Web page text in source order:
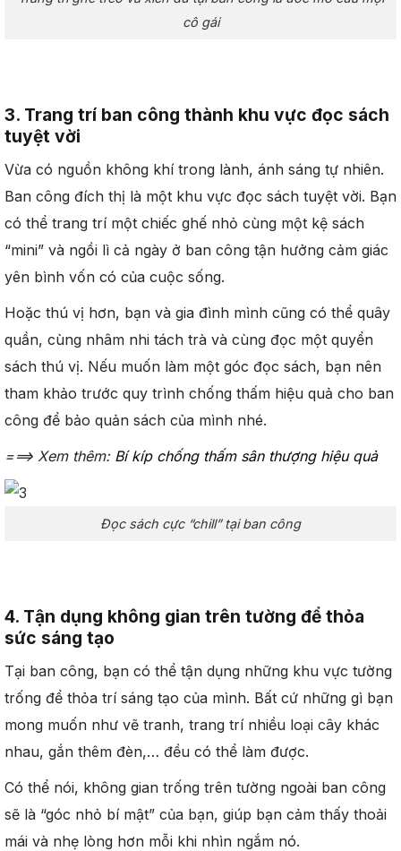
cô gái
3. Trang trí ban công thành khu vực đọc sách
tuyệt vời
Vừa có nguồn không khí trong lành, ánh sáng tự nhiên.
Ban công đích thị là một khu vực đọc sách tuyệt vời. Bạn
có thể trang trí một chiếc ghế nhỏ cùng một kệ sách
“mini” và ngồi lì cả ngày ở ban công tận hưởng cảm giác
yên bình vốn có của cuộc sống.
Hoặc thú vị hơn, bạn và gia đình mình cũng có thể quây
quần, cùng nhâm nhi tách trà và cùng đọc một quyển
sách thú vị. Nếu muốn làm một góc đọc sách, bạn nên
tham khảo trước quy trình chống thấm hiệu quả cho ban
công để bảo quản sách của mình nhé.
===> Xem thêm: Bí kíp chống thấm sân thượng hiệu quả
Đọc sách cực “chill” tại ban công
4. Tận dụng không gian trên tường để thỏa
sức sáng tạo
Tại ban công, bạn có thể tận dụng những khu vực tường
trống để thỏa trí sáng tạo của mình. Bất cứ những gì bạn
mong muốn như vẽ tranh, trang trí nhiều loại cây khác
nhau, gắn thêm đèn,… đều có thể làm được.
Có thể nói, không gian trống trên tường ngoài ban công
sẽ là “góc nhỏ bí mật” của bạn, giúp bạn cảm thấy thoải
mái và nhẹ lòng hơn mỗi khi nhìn ngắm nó.